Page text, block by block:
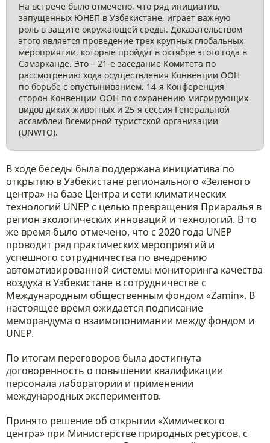
На встрече было отмечено, что ряд инициатив,
запущенных ЮНЕП в Узбекистане, играет важную
роль в защите окружающей среды. Доказательством
этого является проведение трех крупных глобальных
мероприятии, которые пройдут в октябре этого года в
Самарканде. Это – 21-е заседание Комитета по
рассмотрению хода осуществления Конвенции ООН
по борьбе с опустыниванием, 14-я Конференция
сторон Конвенции ООН по сохранению мигрирующих
видов диких животных и 25-я сессия Генеральной
ассамблеи Всемирной туристской организации
(UNWTO).
В ходе беседы была поддержана инициатива по
открытию в Узбекистане регионального «Зеленого
центра» на базе Центра и сети климатических
технологий UNEP с целью превращения Приаралья в
регион экологических инноваций и технологий. В то
же время было отмечено, что с 2020 года UNEP
проводит ряд практических мероприятий и
успешного сотрудничества по внедрению
автоматизированной системы мониторинга качества
воздуха в Узбекистане в сотрудничестве с
Международным общественным фондом «Zamin». В
настоящее время ожидается подписание
меморандума о взаимопонимании между фондом и
UNEP.
По итогам переговоров была достигнута
договоренность о повышении квалификации
персонала лаборатории и применении
международных экспериментов.
Принято решение об открытии «Химического
центра» при Министерстве природных ресурсов, с